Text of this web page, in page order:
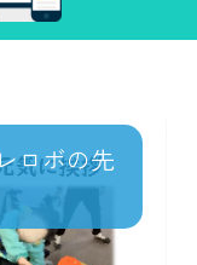
ロボの先